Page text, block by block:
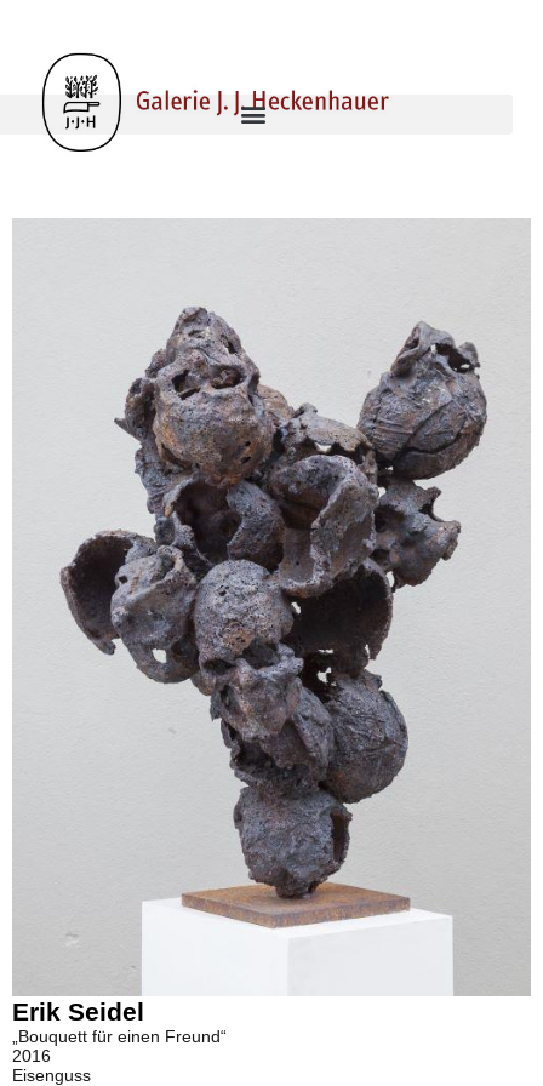
Erik Seidel
„Bouquett für einen Freund“
2016
Eisenguss